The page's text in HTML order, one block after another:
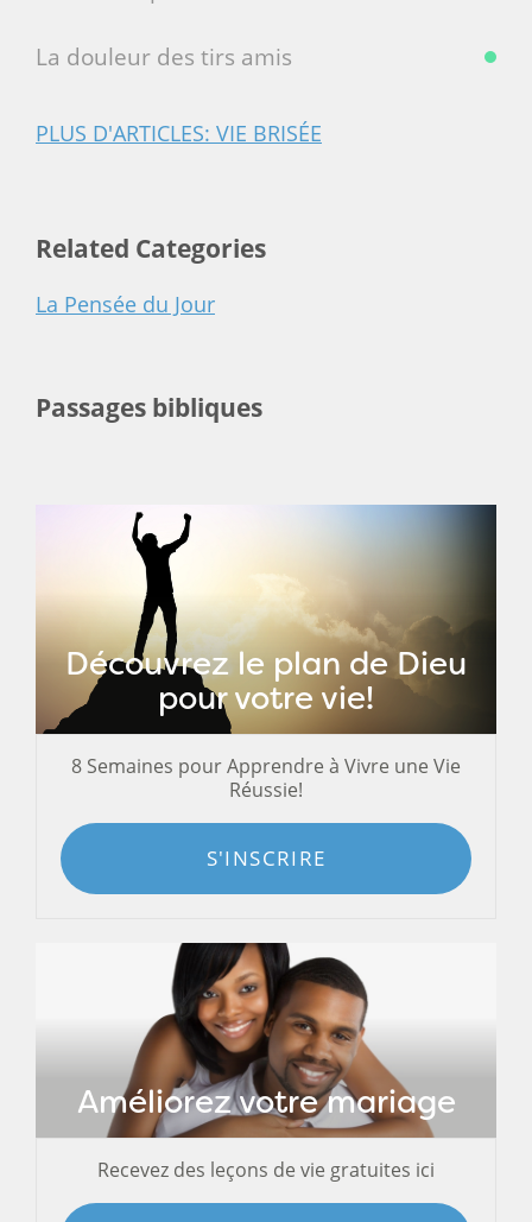
La douleur des tirs amis
PLUS D'ARTICLES: VIE BRISÉE
Related Categories
La Pensée du Jour
Passages bibliques
Découvrez le plan de Dieu
pour votre vie!
8 Semaines pour Apprendre à Vivre une Vie
Réussie!
S'INSCRIRE
Améliorez votre mariage
Recevez des leçons de vie gratuites ici